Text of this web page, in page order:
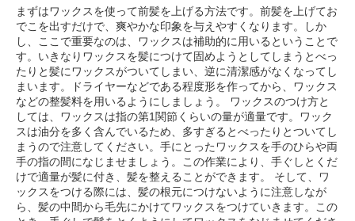
まずはワックスを使って前髪を上げる方法です。前髪を上げてお
でこを出すだけで、爽やかな印象を与えやすくなります。しか
し、ここで重要なのは、ワックスは補助的に用いるということで
す。いきなりワックスを髪につけて固めようとしてしまうとべっ
たりと髪にワックスがついてしまい、逆に清潔感がなくなってし
まいます。ドライヤーなどである程度形を作ってから、ワックス
などの整髪料を用いるようにしましょう。 ワックスのつけ方と
しては、ワックスは指の第1関節くらいの量が適量です。ワック
スは油分を多く含んでいるため、多すぎるとべったりとついてし
まうので注意してください。手にとったワックスを手のひらや両
手の指の間になじませましょう。この作業により、手ぐしとくだ
けで適量が髪に付き、髪を整えることができます。 そして、ワ
ックスをつける際には、髪の根元につけないように注意しなが
ら、髪の中間から毛先にかけてワックスをつけていきます。この